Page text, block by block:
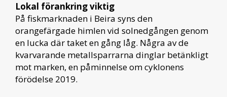
Lokal förankring viktig
På fiskmarknaden i Beira syns den
orangefärgade himlen vid solnedgången genom
en lucka där taket en gång låg. Några av de
kvarvarande metallsparrarna dinglar betänkligt
mot marken, en påminnelse om cyklonens
förödelse 2019.